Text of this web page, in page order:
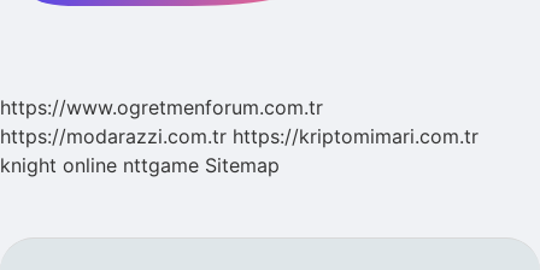
https://www.ogretmenforum.com.tr
https://modarazzi.com.tr https://kriptomimari.com.tr
knight online nttgame Sitemap